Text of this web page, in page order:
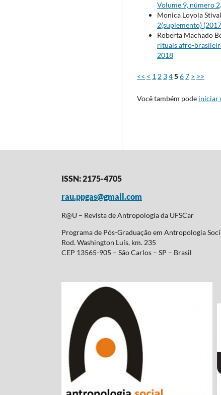
Volume 9, número
Monica Loyola
2(suplemento)
Roberta Machado
rituais afro-
2018
<< < 12 34567 > >>
Você também pode iniciar
ISSN: 2175-4705
rau.ppgas@gmail.com
R@U – Revista de Antropologia da UFSCar
Programa de Pós-Graduação em Antropologia
Rod. Washington Luís, km. 235
CEP 13565-905 – São Carlos – SP – Brasil